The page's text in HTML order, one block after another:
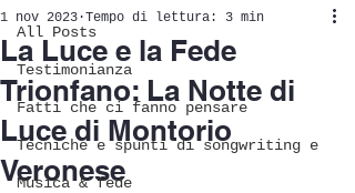
All Posts
Testimonianza
Fatti che ci fanno pensare
Tecniche e spunti di songwriting e
Musica & fede
La Luce e la Fede
Trionfano: La Notte di
Luce di Montorio
Veronese
1 nov 2023 Tempo di lettura: 3 min